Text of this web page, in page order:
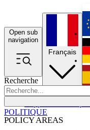
Open sub
navigation
Recherche
POLICY AREAS
Français
POLITIQUE